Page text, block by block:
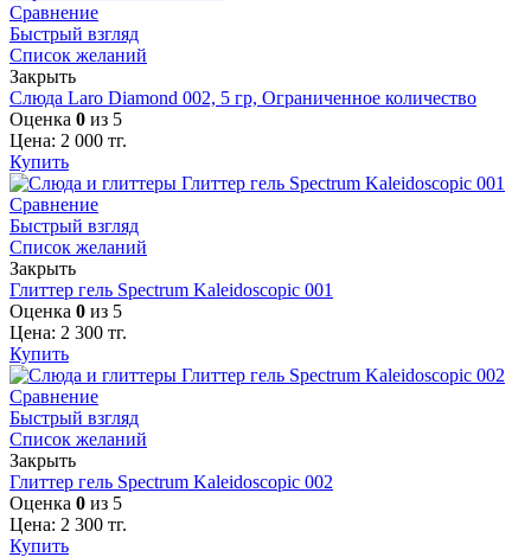
Сравнение
Быстрый взгляд
Список желаний
Закрыть
Слюда Laro Diamond 002, 5 гр, Ограниченное количество
Оценка 0 из 5
Цена: 2 000 тг.
Купить
Сравнение
Быстрый взгляд
Список желаний
Закрыть
Глиттер гель Spectrum Kaleidoscopic 001
Оценка 0 из 5
Цена: 2 300 тг.
Купить
Сравнение
Быстрый взгляд
Список желаний
Закрыть
Глиттер гель Spectrum Kaleidoscopic 002
Оценка 0 из 5
Цена: 2 300 тг.
Купить